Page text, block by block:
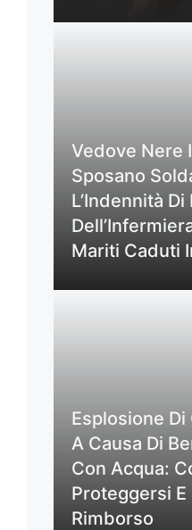
Vedove Nere
Sposano
L’Indennità
Mariti Caduti
Esplosione
A Causa Di
Con Acqua:
Proteggersi
Rimborso